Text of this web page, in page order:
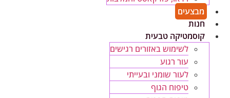
מבצעים
חנות
קוסמטיקה טבעית
לשימוש באזורים רגישים
עור רגוע
לעור שומני ובעייתי
טיפוח הגוף